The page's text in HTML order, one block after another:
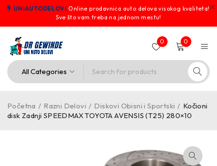
UNIAUTODELOVI Online prodavnica auto delova visokog kvaliteta!
Sve što vam treba na jednom mestu!
0 0
Početna / Razni Delovi / Diskovi Obisni i Sportski / Kočioni
disk Zadnji SPEEDMAX TOYOTA AVENSIS (T25) 280×10